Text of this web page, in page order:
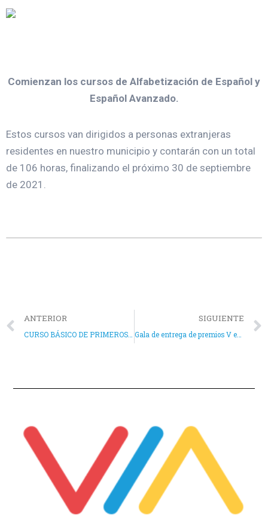
Comienzan los cursos de Alfabetización de Español y
Español Avanzado.
Estos cursos van dirigidos a personas extranjeras
residentes en nuestro municipio y contarán con un total
de 106 horas, finalizando el próximo 30 de septiembre
de 2021.
ANTERIOR
CURSO BÁSICO DE PRIMEROS AUXILIOS DIRIGIDO A DESEMPLEADOS
SIGUIENTE
Gala de entrega de premios V edición de Aspe Emprende